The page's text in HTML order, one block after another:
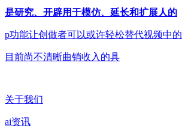
是研究、开辟用于模仿、延长和扩展人的
p功能让创做者可以或许轻松替代视频中的
目前尚不清晰曲销收入的具
关于我们
ai资讯